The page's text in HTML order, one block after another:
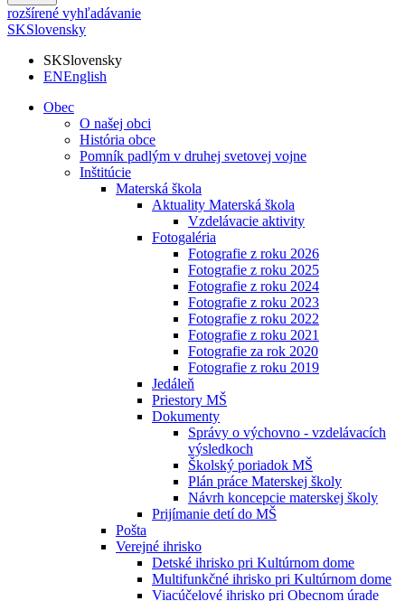
rozšírené vyhľadávanie
SKSlovensky
SKSlovensky
ENEnglish
Obec
O našej obci
História obce
Pomník padlým v druhej svetovej vojne
Inštitúcie
Materská škola
Aktuality Materská škola
Vzdelávacie aktivity
Fotogaléria
Fotografie z roku 2026
Fotografie z roku 2025
Fotografie z roku 2024
Fotografie z roku 2023
Fotografie z roku 2022
Fotografie z roku 2021
Fotografie za rok 2020
Fotografie z roku 2019
Jedáleň
Priestory MŠ
Dokumenty
Správy o výchovno - vzdelávacích
výsledkoch
Školský poriadok MŠ
Plán práce Materskej školy
Návrh koncepcie materskej školy
Prijímanie detí do MŠ
Pošta
Verejné ihrisko
Detské ihrisko pri Kultúrnom dome
Multifunkčné ihrisko pri Kultúrnom dome
Viacúčelové ihrisko pri Obecnom úrade